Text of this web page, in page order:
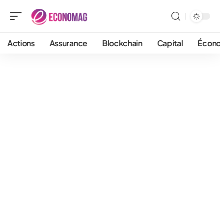
Actions Assurance Blockchain Capital